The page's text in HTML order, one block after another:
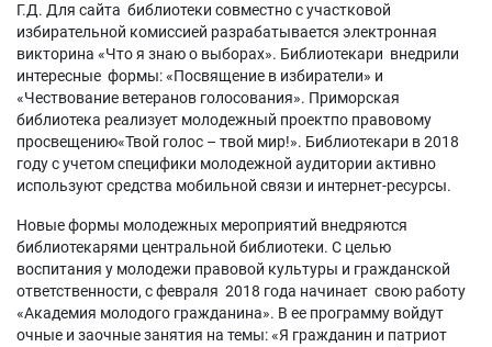
Г.Д. Для сайта библиотеки совместно с участковой
избирательной комиссией разрабатывается электронная
викторина «Что я знаю о выборах». Библиотекари внедрили
интересные формы: «Посвящение в избиратели» и
«Чествование ветеранов голосования». Приморская
библиотека реализует молодежный проектпо правовому
просвещению«Твой голос – твой мир!». Библиотекари в 2018
году с учетом специфики молодежной аудитории активно
используют средства мобильной связи и интернет-ресурсы.
Новые формы молодежных мероприятий внедряются
библиотекарями центральной библиотеки. С целью
воспитания у молодежи правовой культуры и гражданской
ответственности, с февраля 2018 года начинает свою работу
«Академия молодого гражданина». В ее программу войдут
очные и заочные занятия на темы: «Я гражданин и патриот